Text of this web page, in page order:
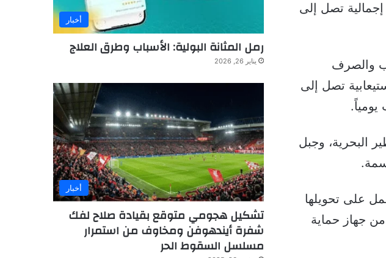
على مساحة 6 أفدنة وبتكلفة إجمالية تصل إلى
والصرف
تصل إلى
البحرية، وجبل
على تحويلها
من جهاز حماية
أخبار
رمل المثانة البولية: الأسباب وطرق العلاج
يناير 26, 2026
أخبار
تشكيل هجومي متوقع بقيادة صلاح لفك
شفرة أيندهوفن ومخاوف من استمرار
مسلسل السقوط الحر